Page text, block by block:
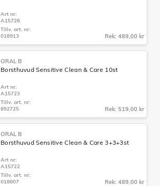
Art nr:
A15726
Tillv. art. nr:
018913
Rek: 489,00 kr
ORAL B
Borsthuvud Sensitive Clean & Care 10st
Art nr:
A15723
Tillv. art. nr:
892725
Rek: 519,00 kr
ORAL B
Borsthuvud Sensitive Clean & Care 3+3+3st
Art nr:
A15722
Tillv. art. nr:
018807
Rek: 489,00 kr